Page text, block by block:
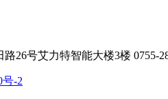
26号艾力特智能大楼3楼 0755-
号-2